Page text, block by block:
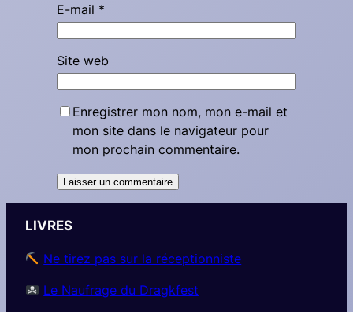
E-mail *
Site web
Enregistrer mon nom, mon e-mail et
mon site dans le navigateur pour
mon prochain commentaire.
LIVRES
Ne tirez pas sur la réceptionniste
Le Naufrage du Dragkfest